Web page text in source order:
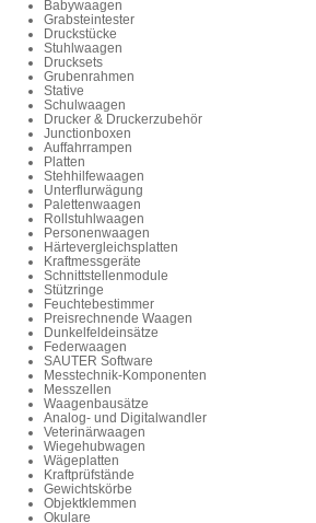
Babywaagen
Grabsteintester
Druckstücke
Stuhlwaagen
Drucksets
Grubenrahmen
Stative
Schulwaagen
Drucker & Druckerzubehör
Junctionboxen
Auffahrrampen
Platten
Stehhilfewaagen
Unterflurwägung
Palettenwaagen
Rollstuhlwaagen
Personenwaagen
Härtevergleichsplatten
Kraftmessgeräte
Schnittstellenmodule
Stützringe
Feuchtebestimmer
Preisrechnende Waagen
Dunkelfeldeinsätze
Federwaagen
SAUTER Software
Messtechnik-Komponenten
Messzellen
Waagenbausätze
Analog- und Digitalwandler
Veterinärwaagen
Wiegehubwagen
Wägeplatten
Kraftprüfstände
Gewichtskörbe
Objektklemmen
Okulare